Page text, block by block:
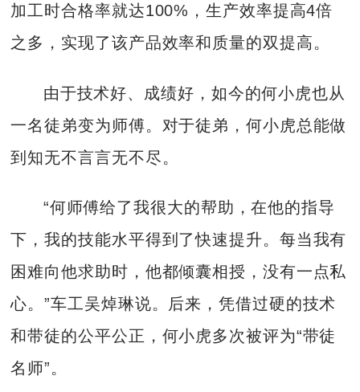
加工时合格率就达100%，生产效率提高4倍
之多，实现了该产品效率和质量的双提高。
由于技术好、成绩好，如今的何小虎也从
一名徒弟变为师傅。对于徒弟，何小虎总能做
到知无不言言无不尽。
“何师傅给了我很大的帮助，在他的指导
下，我的技能水平得到了快速提升。每当我有
困难向他求助时，他都倾囊相授，没有一点私
心。”车工吴焯琳说。后来，凭借过硬的技术
和带徒的公平公正，何小虎多次被评为“带徒
名师”。